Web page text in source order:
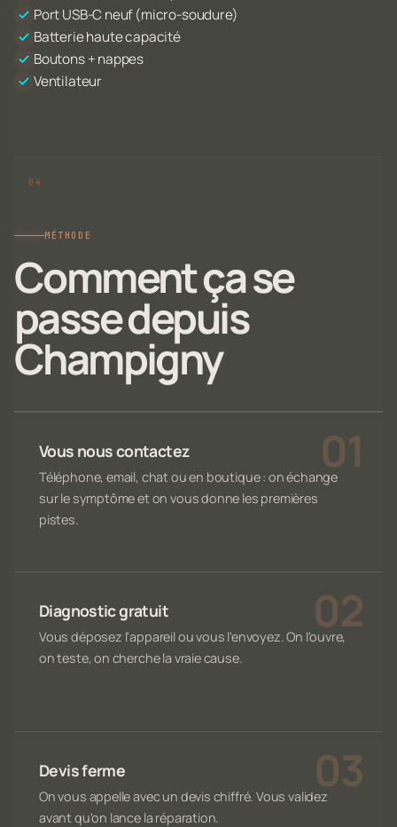
Port USB-C neuf (micro-soudure)
Batterie haute capacité
Boutons + nappes
Ventilateur
MÉTHODE
Comment ça se
passe depuis
Champigny
Vous nous contactez
Téléphone, email, chat ou en boutique : on échange
sur le symptôme et on vous donne les premières
pistes.
Diagnostic gratuit
Vous déposez l'appareil ou vous l'envoyez. On l'ouvre,
on teste, on cherche la vraie cause.
Devis ferme
On vous appelle avec un devis chiffré. Vous validez
avant qu'on lance la réparation.